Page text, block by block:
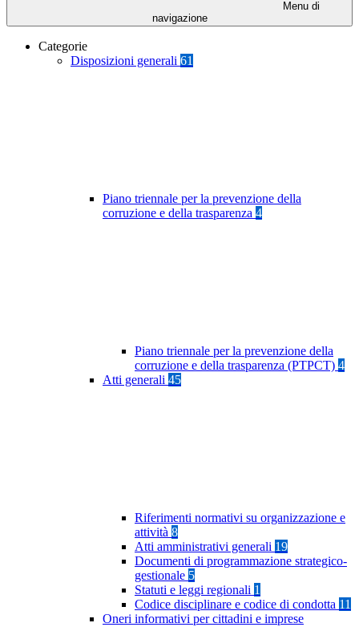
Menu di
navigazione
Categorie
Disposizioni generali 61
Piano triennale per la prevenzione della
corruzione e della trasparenza 4
Piano triennale per la prevenzione della
corruzione e della trasparenza (PTPCT) 4
Atti generali 45
Riferimenti normativi su organizzazione e
attività 8
Atti amministrativi generali 19
Documenti di programmazione strategico-
gestionale 5
Statuti e leggi regionali 1
Codice disciplinare e codice di condotta 11
Oneri informativi per cittadini e imprese